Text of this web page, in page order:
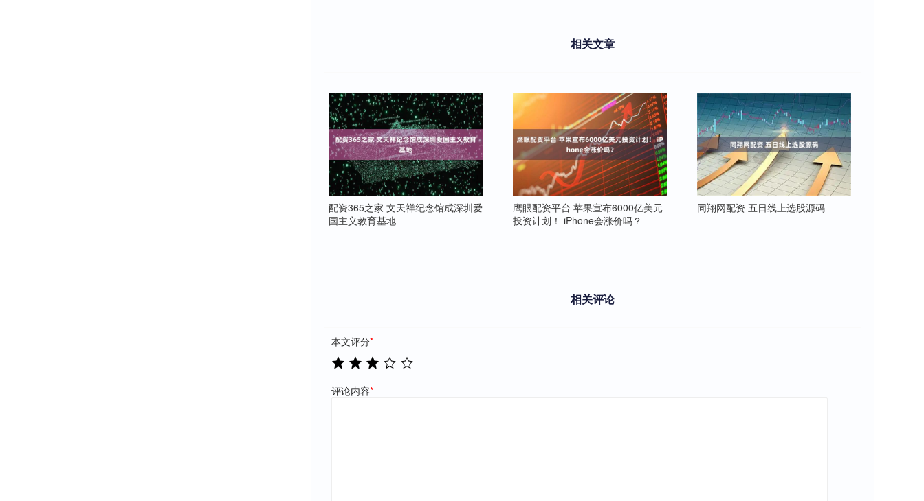
相关文章
配资365之家 文天祥纪念馆成深圳爱
国主义教育基地
鹰眼配资平台 苹果宣布6000亿美元
投资计划！ iPhone会涨价吗？
同翔网配资 五日线上选股源码
相关评论
本文评分*
评论内容*